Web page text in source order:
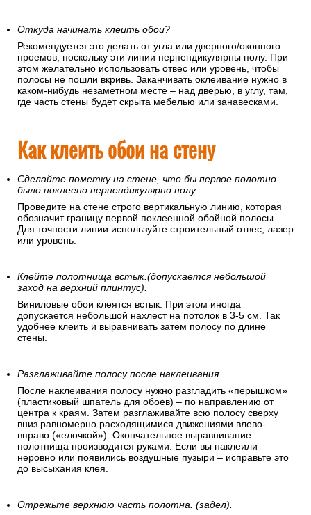
Откуда начинать клеить обои?
Рекомендуется это делать от угла или дверного/оконного
проемов, поскольку эти линии перпендикулярны полу. При
этом желательно использовать отвес или уровень, чтобы
полосы не пошли вкривь. Заканчивать оклеивание нужно в
каком-нибудь незаметном месте – над дверью, в углу, там,
где часть стены будет скрыта мебелью или занавесками.
Как клеить обои на стену
Сделайте пометку на стене, что бы первое полотно
было поклеено перпендикулярно полу.
Проведите на стене строго вертикальную линию, которая
обозначит границу первой поклеенной обойной полосы.
Для точности линии используйте строительный отвес, лазер
или уровень.
Клейте полотнища встык.(допускается небольшой
заход на верхний плинтус).
Виниловые обои клеятся встык. При этом иногда
допускается небольшой нахлест на потолок в 3-5 см. Так
удобнее клеить и выравнивать затем полосу по длине
стены.
Разглаживайте полосу после наклеивания.
После наклеивания полосу нужно разгладить «перышком»
(пластиковый шпатель для обоев) – по направлению от
центра к краям. Затем разглаживайте всю полосу сверху
вниз равномерно расходящимися движениями влево-
вправо («елочкой»). Окончательное выравнивание
полотнища производится руками. Если вы наклеили
неровно или появились воздушные пузыри – исправьте это
до высыхания клея.
Отрежьте верхнюю часть полотна. (задел).